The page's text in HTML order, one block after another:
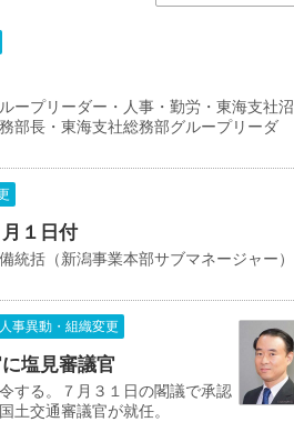
ープリーダー・人事・勤労・東海支社沼
部長・東海支社総務部グループリーダ
１日付
括（新潟事業本部サブマネージャー）
人事異動・組織変更
塩見審議官
する。７月３１日の閣議で承認
土交通審議官が就任。